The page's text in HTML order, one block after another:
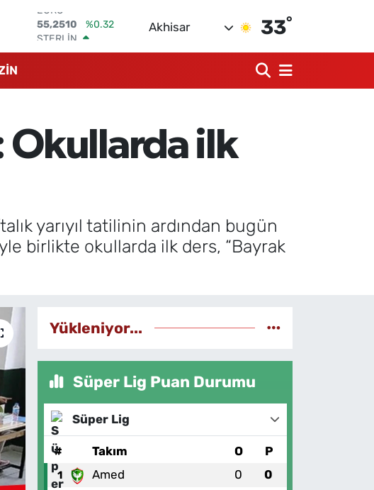
STERLİN
64,4811
%0.38
13.779
%-14
DOLAR
47,7436
%0.18
EURO
Akhisar 33°
Okullarda ilk
yarıyıl tatilinin ardından bugün
birlikte okullarda ilk ders, “Bayrak
Yükleniyor...
Süper Lig Puan Durumu
Süper Lig
# Takım O P
1 Amed 0 0